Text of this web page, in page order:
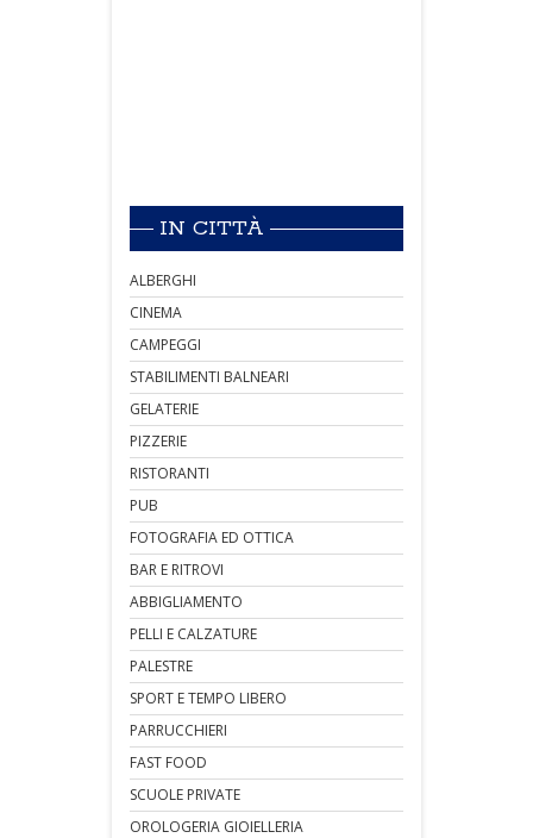
IN CITTÀ
ALBERGHI
CINEMA
CAMPEGGI
STABILIMENTI BALNEARI
GELATERIE
PIZZERIE
RISTORANTI
PUB
FOTOGRAFIA ED OTTICA
BAR E RITROVI
ABBIGLIAMENTO
PELLI E CALZATURE
PALESTRE
SPORT E TEMPO LIBERO
PARRUCCHIERI
FAST FOOD
SCUOLE PRIVATE
OROLOGERIA GIOIELLERIA